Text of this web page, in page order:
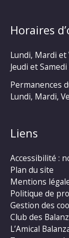
Horaires
Lundi, Mardi et
Jeudi et
Permanences
Lundi, Mardi,
Liens
Accessibilité :
Plan du site
Mentions
Politique de
Gestion des
Club des
L’Amical